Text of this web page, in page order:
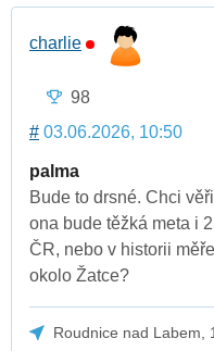
charlie
98
# 03.06.2026, 10:50
palma
Bude to drsné. Chci
ona bude těžká meta i
ČR, nebo v historii
okolo Žatce?
Roudnice nad Labem,